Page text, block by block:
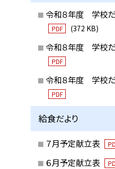
令和８年度 学校だ
PDF (372 KB)
令和８年度 学校だ
PDF
令和８年度 学校だ
PDF
給食だより
７月予定献立表
６月予定献立表